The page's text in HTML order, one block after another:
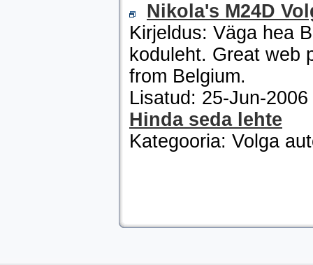
Nikola's M24D
Kirjeldus: Väga hea
koduleht. Great web
from Belgium.
Lisatud: 25-Jun-
Hinda seda lehte
Kategooria: Volga